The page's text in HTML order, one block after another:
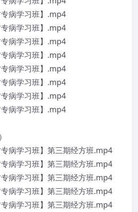
专病学习班】.mp4
专病学习班】.mp4
专病学习班】.mp4
专病学习班】.mp4
专病学习班】.mp4
专病学习班】.mp4
专病学习班】.mp4
专病学习班】.mp4
专病学习班】第三期经方班.mp4
专病学习班】第三期经方班.mp4
专病学习班】第三期经方班.mp4
专病学习班】第三期经方班.mp4
专病学习班】第三期经方班.mp4